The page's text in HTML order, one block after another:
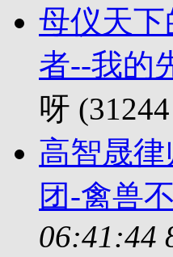
母仪天
者--我的
呀
高智晟
团-禽兽
06:41:44